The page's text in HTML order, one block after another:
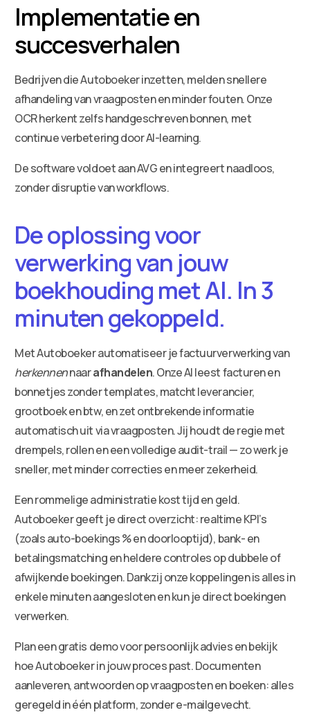
Implementatie en
succesverhalen
Bedrijven die Autoboeker inzetten, melden snellere
afhandeling van vraagposten en minder fouten. Onze
OCR herkent zelfs handgeschreven bonnen, met
continue verbetering door AI-learning.
De software voldoet aan AVG en integreert naadloos,
zonder disruptie van workflows.
De oplossing voor
verwerking van jouw
boekhouding met AI. In 3
minuten gekoppeld.
Met Autoboeker automatiseer je factuurverwerking van
herkennennaarafhandelen. Onze AI leest facturen en
bonnetjes zonder templates, matcht leverancier,
grootboek en btw, en zet ontbrekende informatie
automatisch uit via vraagposten. Jij houdt de regie met
drempels, rollen en een volledige audit-trail — zo werk je
sneller, met minder correcties en meer zekerheid.
Een rommelige administratie kost tijd en geld.
Autoboeker geeft je direct overzicht: realtime KPI’s
(zoals auto-boekings % en doorlooptijd), bank- en
betalingsmatching en heldere controles op dubbele of
afwijkende boekingen. Dankzij onze koppelingen is alles in
enkele minuten aangesloten en kun je direct boekingen
verwerken.
Plan een gratis demo voor persoonlijk advies en bekijk
hoe Autoboeker in jouw proces past. Documenten
aanleveren, antwoorden op vraagposten en boeken: alles
geregeld in één platform, zonder e-mailgevecht.